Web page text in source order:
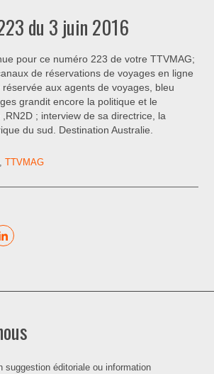
du 3 juin 2016
pour ce numéro 223 de votre TTVMAG;
de réservations de voyages en ligne
aux agents de voyages, bleu
grandit encore la politique et le
; interview de sa directrice, la
du sud. Destination Australie.
,TTVMAG
suggestion éditoriale ou information